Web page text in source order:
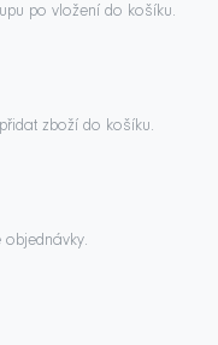
po vložení do košíku.
zboží do košíku.